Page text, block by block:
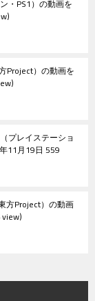
・PS1）の動画を
Project）の動画を
プレイステーショ
11月19日 559
方Project）の動画